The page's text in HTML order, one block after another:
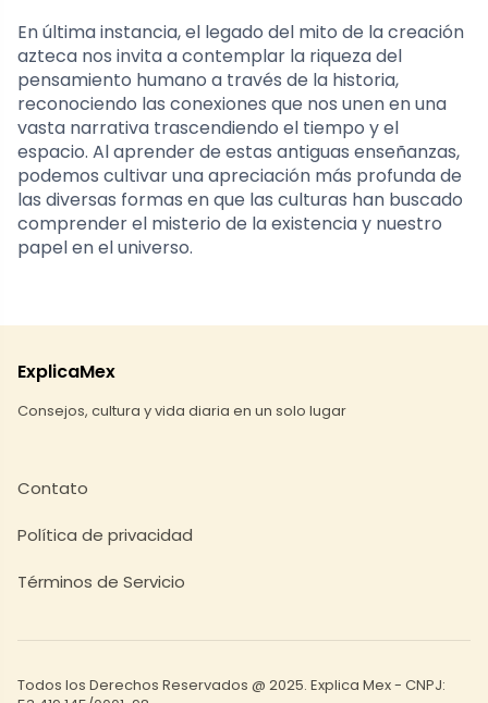
En última instancia, el legado del mito de la creación
azteca nos invita a contemplar la riqueza del
pensamiento humano a través de la historia,
reconociendo las conexiones que nos unen en una
vasta narrativa trascendiendo el tiempo y el
espacio. Al aprender de estas antiguas enseñanzas,
podemos cultivar una apreciación más profunda de
las diversas formas en que las culturas han buscado
comprender el misterio de la existencia y nuestro
papel en el universo.
ExplicaMex
Consejos, cultura y vida diaria en un solo lugar
Contato
Política de privacidad
Términos de Servicio
Todos los Derechos Reservados @ 2025. Explica Mex - CNPJ: